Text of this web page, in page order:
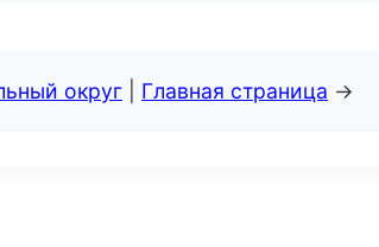
округ Главная страница →